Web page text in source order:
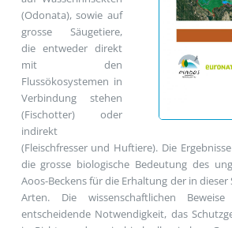
(Odonata), sowie auf
grosse Säugetiere,
die entweder direkt
mit den
Flussökosystemen in
Verbindung stehen
(Fischotter) oder
indirekt
(Fleischfresser und Huftiere). Die
die grosse biologische Bedeutung des
Aoos-Beckens für die Erhaltung der in
Arten. Die wissenschaftlichen
entscheidende Notwendigkeit, das